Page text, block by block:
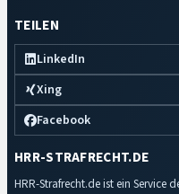
TEILEN
LinkedIn
Xing
Facebook
HRR-STRAFRECHT.DE
HRR-Strafrecht.de ist ein Service